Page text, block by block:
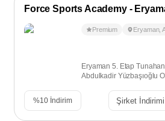
Force Sports Academy -
Premium Eryaman,
Eryaman 5. Etap
Abdulkadir Yüzbaşıoğlu
%10 İndirim Şirket İndirimi